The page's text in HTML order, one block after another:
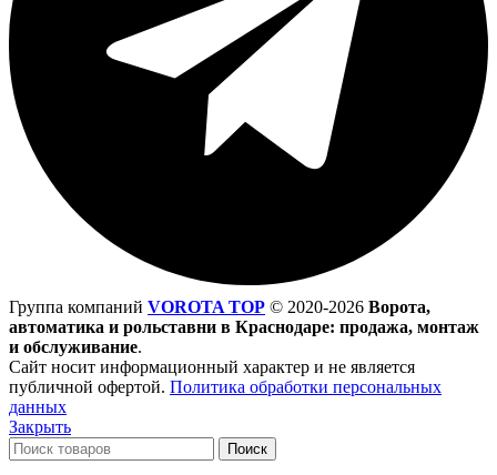
Группа компаний VOROTA TOP © 2020-2026 Ворота,
автоматика и рольставни в Краснодаре: продажа, монтаж
и обслуживание.
Сайт носит информационный характер и не является
публичной офертой. Политика обработки персональных
данных
Закрыть
Поиск